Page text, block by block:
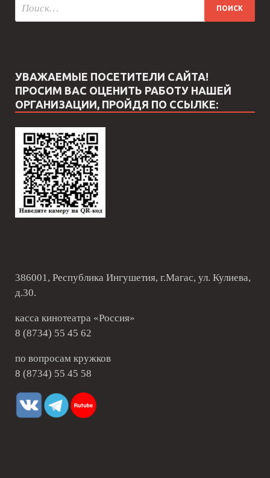
УВАЖАЕМЫЕ ПОСЕТИТЕЛИ САЙТА!
ПРОСИМ ВАС ОЦЕНИТЬ РАБОТУ НАШЕЙ
ОРГАНИЗАЦИИ, ПРОЙДЯ ПО ССЫЛКЕ:
386001, Республика Ингушетия, г.Магас, ул. Кулиева,
д.30.
касса кинотеатра «Россия»
8 (8734) 55 45 62
по вопросам кружков
8 (8734) 55 45 58